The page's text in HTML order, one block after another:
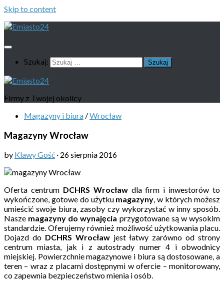
Skip to content
Szukaj:
Firmy z Twojej okolicy
Magazyny i biura /Wrocław
Magazyny Wrocław
by Klawy Gość · 26 sierpnia 2016
Oferta centrum DCHRS Wrocławdla firm i inwestorów to
wykończone, gotowe do użytku magazyny, w których możesz
umieścić swoje biura, zasoby czy wykorzystać w inny sposób.
Nasze magazyny do wynajęcia przygotowane są w wysokim
standardzie. Oferujemy również możliwość użytkowania placu.
Dojazd do DCHRS Wrocławjest łatwy zarówno od strony
centrum miasta, jak i z autostrady numer 4 i obwodnicy
miejskiej. Powierzchnie magazynowe i biura są dostosowane, a
teren – wraz z placami dostępnymi w ofercie – monitorowany,
co zapewnia bezpieczeństwo mienia i osób.